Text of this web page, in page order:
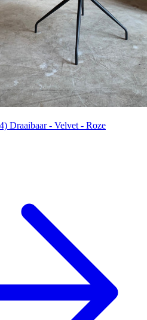
Draaibaar - Velvet - Roze